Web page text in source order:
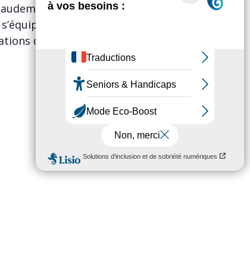
prévoir des
de pelles, bêches,
de plantation.